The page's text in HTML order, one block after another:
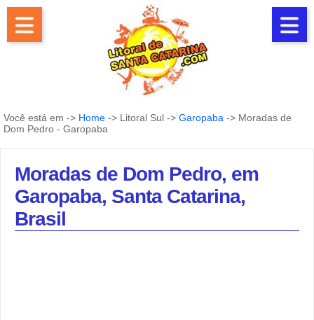
Você está em -> Home -> Litoral Sul -> Garopaba -> Moradas de
Dom Pedro - Garopaba
Moradas de Dom Pedro, em
Garopaba, Santa Catarina,
Brasil